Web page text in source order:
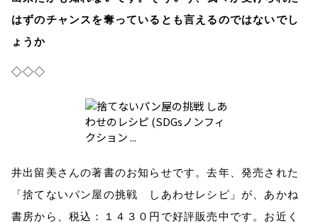
はずのチャンスを奪っているとも言えるのではないでし
ょうか
◇◇◇
井出留美さんの著書のお知らせです。去年、発売された
「捨てないパン屋の挑戦 しあわせレシピ」が、あかね
書房から、税込：１４３０円で好評販売中です。お近く